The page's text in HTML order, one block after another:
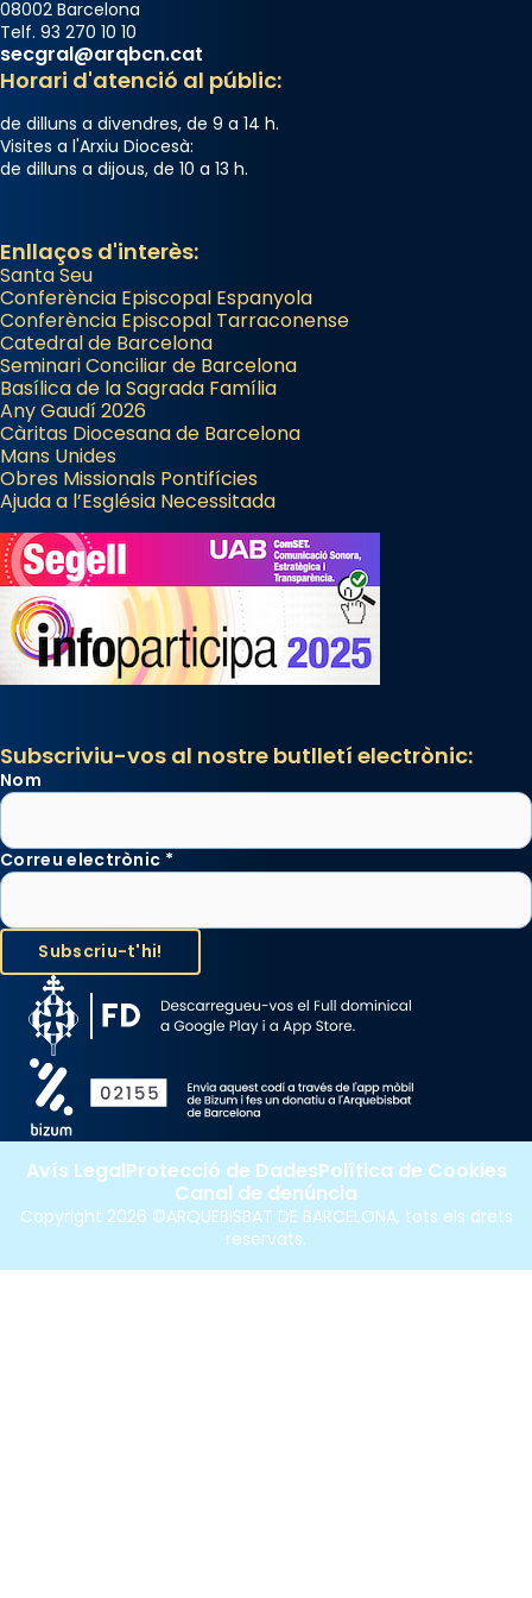
08002 Barcelona
Telf. 93 270 10 10
secgral@arqbcn.cat
Horari d'atenció al públic:
de dilluns a divendres, de 9 a 14 h.
Visites a l'Arxiu Diocesà:
de dilluns a dijous, de 10 a 13 h.
Enllaços d'interès:
Santa Seu
Conferència Episcopal Espanyola
Conferència Episcopal Tarraconense
Catedral de Barcelona
Seminari Conciliar de Barcelona
Basílica de la Sagrada Família
Any Gaudí 2026
Càritas Diocesana de Barcelona
Mans Unides
Obres Missionals Pontifícies
Ajuda a l’Església Necessitada
Subscriviu-vos al nostre butlletí electrònic:
Nom
Correu electrònic *
Copyright 2026 ©ARQUEBISBAT DE BARCELONA, tots els drets
reservats.
Avís LegalProtecció de DadesPolítica de Cookies
Canal de denúncia